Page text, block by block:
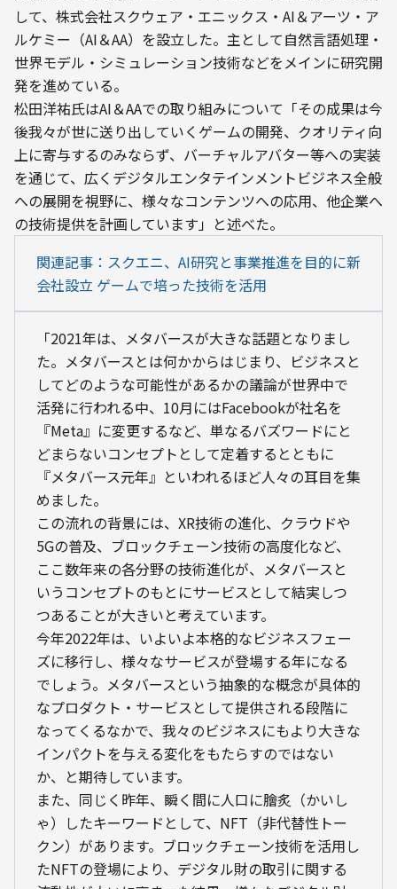
して、株式会社スクウェア・エニックス・AI＆アーツ・ア
ルケミー（AI＆AA）を設立した。主として自然言語処理・
世界モデル・シミュレーション技術などをメインに研究開
発を進めている。
松田洋祐氏はAI＆AAでの取り組みについて「その成果は今
後我々が世に送り出していくゲームの開発、クオリティ向
上に寄与するのみならず、バーチャルアバター等への実装
を通じて、広くデジタルエンタテインメントビジネス全般
への展開を視野に、様々なコンテンツへの応用、他企業へ
の技術提供を計画しています」と述べた。
関連記事：スクエニ、AI研究と事業推進を目的に新
会社設立 ゲームで培った技術を活用
「2021年は、メタバースが大きな話題となりまし
た。メタバースとは何かからはじまり、ビジネスと
してどのような可能性があるかの議論が世界中で
活発に行われる中、10月にはFacebookが社名を
『Meta』に変更するなど、単なるバズワードにと
どまらないコンセプトとして定着するとともに
『メタバース元年』といわれるほど人々の耳目を集
めました。
この流れの背景には、XR技術の進化、クラウドや
5Gの普及、ブロックチェーン技術の高度化など、
ここ数年来の各分野の技術進化が、メタバースと
いうコンセプトのもとにサービスとして結実しつ
つあることが大きいと考えています。
今年2022年は、いよいよ本格的なビジネスフェー
ズに移行し、様々なサービスが登場する年になる
でしょう。メタバースという抽象的な概念が具体的
なプロダクト・サービスとして提供される段階に
なってくるなかで、我々のビジネスにもより大きな
インパクトを与える変化をもたらすのではない
か、と期待しています。
また、同じく昨年、瞬く間に人口に膾炙（かいし
ゃ）したキーワードとして、NFT（非代替性トー
クン）があります。ブロックチェーン技術を活用し
たNFTの登場により、デジタル財の取引に関する